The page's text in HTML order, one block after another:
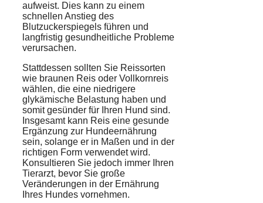
aufweist. Dies kann zu einem
schnellen Anstieg des
Blutzuckerspiegels führen und
langfristig gesundheitliche Probleme
verursachen.
Stattdessen sollten Sie Reissorten
wie braunen Reis oder Vollkornreis
wählen, die eine niedrigere
glykämische Belastung haben und
somit gesünder für Ihren Hund sind.
Insgesamt kann Reis eine gesunde
Ergänzung zur Hundeernährung
sein, solange er in Maßen und in der
richtigen Form verwendet wird.
Konsultieren Sie jedoch immer Ihren
Tierarzt, bevor Sie große
Veränderungen in der Ernährung
Ihres Hundes vornehmen.